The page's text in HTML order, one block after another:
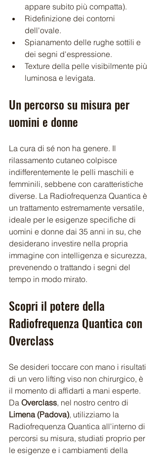
appare subito più compatta).
Ridefinizione dei contorni
dell'ovale.
Spianamento delle rughe sottili e
dei segni d'espressione.
Texture della pelle visibilmente più
luminosa e levigata.
Un percorso su misura per
uomini e donne
La cura di sé non ha genere. Il
rilassamento cutaneo colpisce
indifferentemente le pelli maschili e
femminili, sebbene con caratteristiche
diverse. La Radiofrequenza Quantica è
un trattamento estremamente versatile,
ideale per le esigenze specifiche di
uomini e donne dai 35 anni in su, che
desiderano investire nella propria
immagine con intelligenza e sicurezza,
prevenendo o trattando i segni del
tempo in modo mirato.
Scopri il potere della
Radiofrequenza Quantica con
Overclass
Se desideri toccare con mano i risultati
di un vero lifting viso non chirurgico, è
il momento di affidarti a mani esperte.
Da Overclass, nel nostro centro di
Limena (Padova), utilizziamo la
Radiofrequenza Quantica all'interno di
percorsi su misura, studiati proprio per
le esigenze e i cambiamenti della